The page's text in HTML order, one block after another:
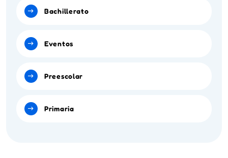
Bachillerato
Eventos
Preescolar
Primaria